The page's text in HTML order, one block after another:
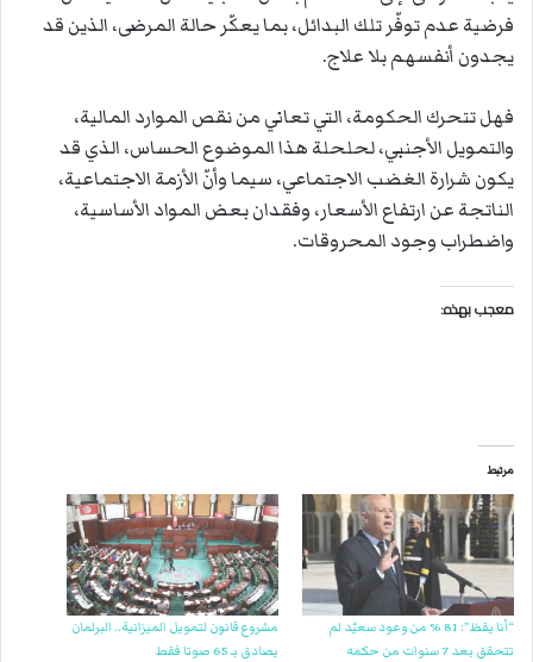
فرضية عدم توفّر تلك البدائل، بما يعكّر حالة المرضى، الذين قد
يجدون أنفسهم بلا علاج.
فهل تتحرك الحكومة، التي تعاني من نقص الموارد المالية،
والتمويل الأجنبي، لحلحلة هذا الموضوع الحساس، الذي قد
يكون شرارة الغضب الاجتماعي، سيما وأنّ الأزمة الاجتماعية،
الناتجة عن ارتفاع الأسعار، وفقدان بعض المواد الأساسية،
واضطراب وجود المحروقات.
معجب بهذه:
مرتبط
“أنا يقظ”: 81 % من وعود سعيّد لم
تتحقق بعد 7 سنوات من حكمه
مشروع قانون لتمويل الميزانية.. البرلمان
يصادق بـ 65 صوتا فقط